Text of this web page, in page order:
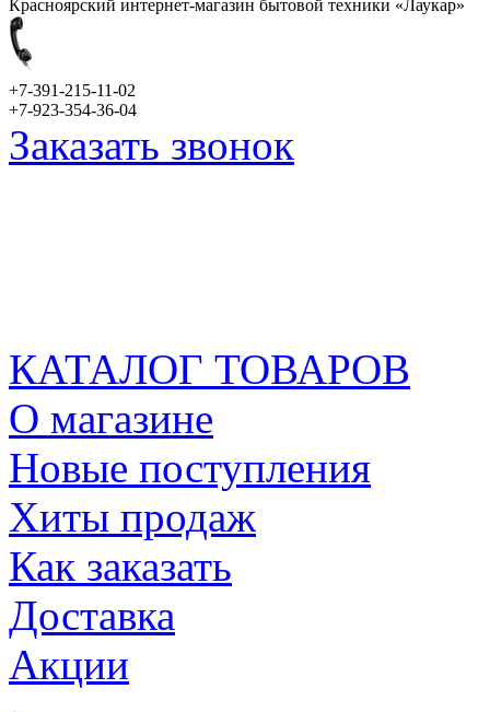
Красноярский интернет-магазин бытовой техники «Лаукар»
+7-391-215-11-02
+7-923-354-36-04
Заказать звонок
КАТАЛОГ ТОВАРОВ
О магазине
Новые поступления
Хиты продаж
Как заказать
Доставка
Акции